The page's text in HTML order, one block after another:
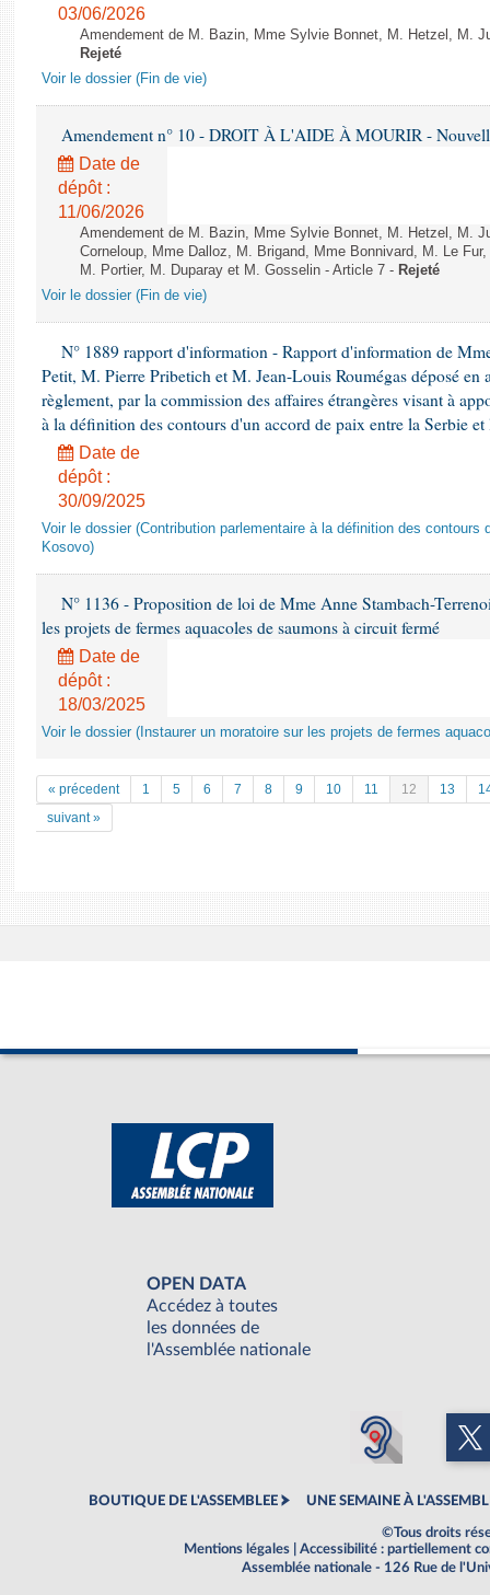
03/06/2026
Amendement de M. Bazin, Mme Sylvie Bonnet, M. Hetzel, M.
Rejeté
Voir le dossier (Fin de vie)
Amendement n° 10 - DROIT À L'AIDE À MOURIR -
Date de
dépôt :
11/06/2026
Amendement de M. Bazin, Mme Sylvie Bonnet, M. Hetzel, M.
Corneloup, Mme Dalloz, M. Brigand, Mme Bonnivard, M. Le
M. Portier, M. Duparay et M. Gosselin - Article 7 - Rejeté
Voir le dossier (Fin de vie)
N° 1889 rapport d'information - Rapport d'information de
Petit, M. Pierre Pribetich et M. Jean-Louis Roumégas déposé
règlement, par la commission des affaires étrangères visant à
à la définition des contours d'un accord de paix entre la Serbie et
Date de
dépôt :
30/09/2025
Voir le dossier (Contribution parlementaire à la définition des contours
Kosovo)
N° 1136 - Proposition de loi de Mme Anne Stambach-
les projets de fermes aquacoles de saumons à circuit fermé
Date de
dépôt :
18/03/2025
Voir le dossier (Instaurer un moratoire sur les projets de fermes
« précedent 1 5 6 7 8 9 10 11 12 13
suivant »
OPEN DATA
Accédez à toutes
les données de
l'Assemblée nationale
BOUTIQUE DE L'ASSEMBLEE UNE SEMAINE À
©Tous droits
Mentions légales
Accessibilité : partiellement
Assemblée nationale - 126 Rue de